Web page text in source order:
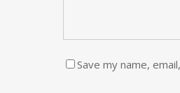
Save my name,